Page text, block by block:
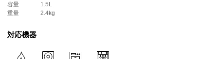
容量
1.5L
重量
2.4kg
対応機器